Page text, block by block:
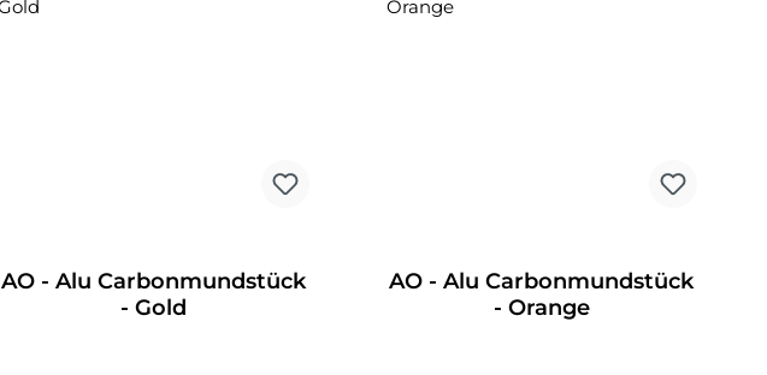
AO - Alu Carbonmundstück
- Gold
AO - Alu Carbonmundstück
- Orange